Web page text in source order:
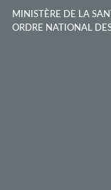
MINISTÈRE DE LA
ORDRE NATIONAL